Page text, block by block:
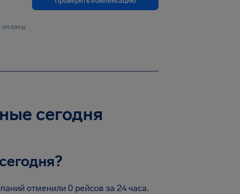
сегодня
отменили 0 рейсов за 24 часа.